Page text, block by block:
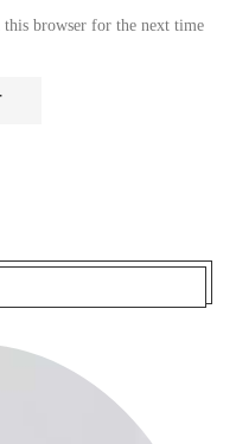
this browser for the next time